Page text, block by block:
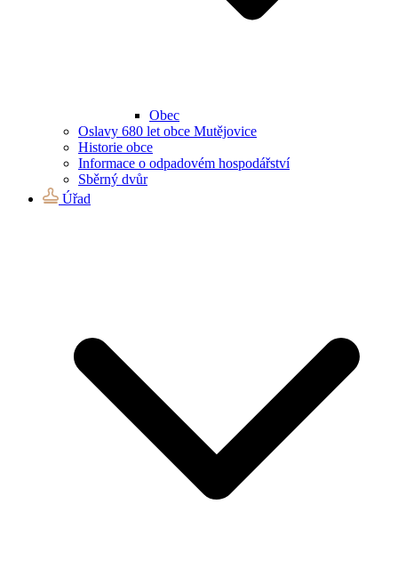
Obec
Oslavy 680 let obce Mutějovice
Historie obce
Informace o odpadovém hospodářství
Sběrný dvůr
Úřad